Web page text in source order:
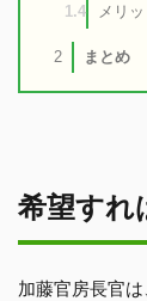
1.4 メリ
2 まとめ
希望すれ
加藤官房長官